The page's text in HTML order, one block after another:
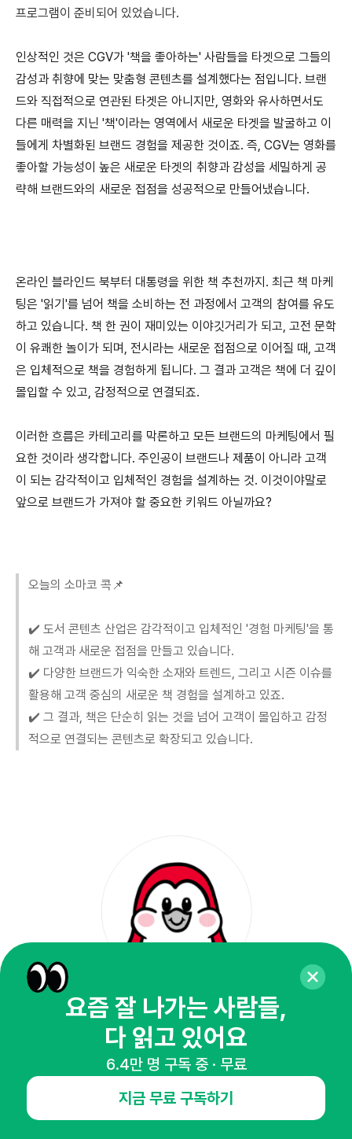
프로그램이 준비되어 있었습니다.
인상적인 것은 CGV가 '책을 좋아하는' 사람들을 타겟으로 그들의
감성과 취향에 맞는 맞춤형 콘텐츠를 설계했다는 점입니다. 브랜
드와 직접적으로 연관된 타겟은 아니지만, 영화와 유사하면서도
다른 매력을 지닌 '책'이라는 영역에서 새로운 타겟을 발굴하고 이
들에게 차별화된 브랜드 경험을 제공한 것이죠. 즉, CGV는 영화를
좋아할 가능성이 높은 새로운 타겟의 취향과 감성을 세밀하게 공
략해 브랜드와의 새로운 접점을 성공적으로 만들어냈습니다.
온라인 블라인드 북부터 대통령을 위한 책 추천까지. 최근 책 마케
팅은 '읽기'를 넘어 책을 소비하는 전 과정에서 고객의 참여를 유도
하고 있습니다. 책 한 권이 재미있는 이야깃거리가 되고, 고전 문학
이 유쾌한 놀이가 되며, 전시라는 새로운 접점으로 이어질 때, 고객
은 입체적으로 책을 경험하게 됩니다. 그 결과 고객은 책에 더 깊이
몰입할 수 있고, 감정적으로 연결되죠.
이러한 흐름은 카테고리를 막론하고 모든 브랜드의 마케팅에서 필
요한 것이라 생각합니다. 주인공이 브랜드나 제품이 아니라 고객
이 되는 감각적이고 입체적인 경험을 설계하는 것. 이것이야말로
앞으로 브랜드가 가져야 할 중요한 키워드 아닐까요?
오늘의 소마코 콕📌
✔️ 도서 콘텐츠 산업은 감각적이고 입체적인 '경험 마케팅'을 통
해 고객과 새로운 접점을 만들고 있습니다.
✔️ 다양한 브랜드가 익숙한 소재와 트렌드, 그리고 시즌 이슈를
활용해 고객 중심의 새로운 책 경험을 설계하고 있죠.
✔️ 그 결과, 책은 단순히 읽는 것을 넘어 고객이 몰입하고 감정
적으로 연결되는 콘텐츠로 확장되고 있습니다.
EDITOR sam
"디깅하고 기록하는 걸 좋아하는 콘텐츠 탐색가"
요즘 잘 나가는 사람들,
다 읽고 있어요
6.4만 명 구독 중 · 무료
지금 무료 구독하기